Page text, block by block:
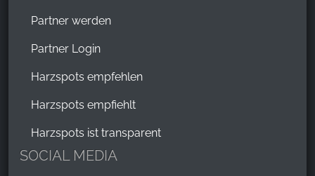
Partner werden
Partner Login
Harzspots empfehlen
Harzspots empfiehlt
Harzspots ist transparent
SOCIAL MEDIA